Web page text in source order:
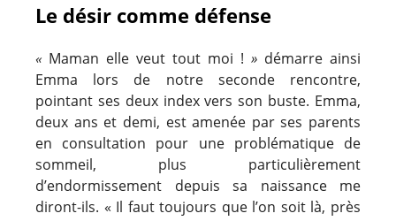
Le désir comme défense
« Maman elle veut tout moi ! » démarre ainsi
Emma lors de notre seconde rencontre,
pointant ses deux index vers son buste. Emma,
deux ans et demi, est amenée par ses parents
en consultation pour une problématique de
sommeil, plus particulièrement
d’endormissement depuis sa naissance me
diront-ils. « Il faut toujours que l’on soit là, près